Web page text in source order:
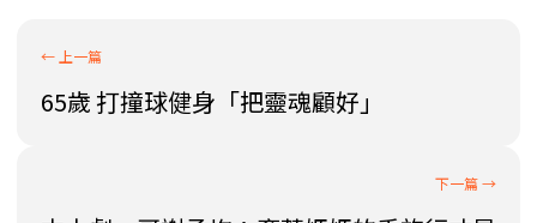
65歲 打撞球健身「把靈魂顧好」